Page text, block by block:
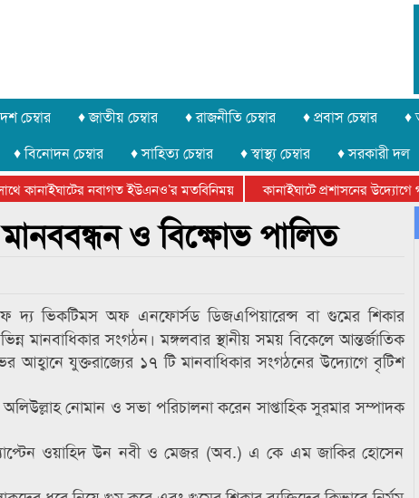
চেম্বার ♦ জাতীয় চেম্বার ♦ রাজনীতি চেম্বার ♦ প্রবাস চেম্বার ♦
♦ বিনোদন চেম্বার ♦ সাহিত্য চেম্বার ♦ স্বাস্থ্য চেম্বার ♦ সরকারী দল
নবাগত ইউএনও’র মতবিনিময় কানাইঘাটে প্রশাসনের উদ্যোগে
বিভাগীয় অভিনয় কর্মশালা সম্পন্নও বিক্ষোভ পালিত
দ্য ভিকটিমস অফ এনফোর্সড ডিজএপিয়ারেন্স বা গুমের শিকার
মানবাধিকার সংগঠন। মঙ্গলবার স্থানীয় সময় বিকেলে আন্তর্জাতিক
যুক্তরাজ্যের ১৭ টি মানবাধিকার সংগঠনের উদ্যোগে বৃটিশ
নোমান ও সভা পরিচালনা করেন সাপ্তাহিক সুরমার সম্পাদক
ওয়াহিদ উন নবী ও মেজর (অব.) এ কে এম জাকির হোসেন